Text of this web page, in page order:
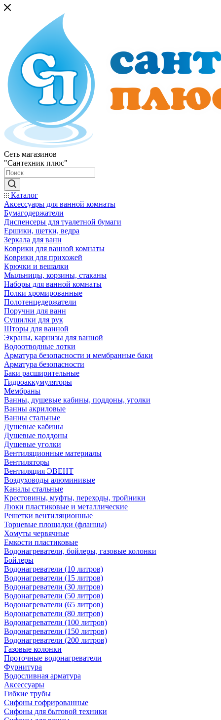
Сеть магазинов
"Сантехник плюс"
Каталог
Аксессуары для ванной комнаты
Бумагодержатели
Диспенсеры для туалетной бумаги
Ершики, щетки, ведра
Зеркала для ванн
Коврики для ванной комнаты
Коврики для прихожей
Крючки и вешалки
Мыльницы, корзины, стаканы
Наборы для ванной комнаты
Полки хромированные
Полотенцедержатели
Поручни для ванн
Сушилки для рук
Шторы для ванной
Экраны, карнизы для ванной
Водоотводные лотки
Арматура безопасности и мембранные баки
Арматура безопасности
Баки расширительные
Гидроаккумуляторы
Мембраны
Ванны, душевые кабины, поддоны, уголки
Ванны акриловые
Ванны стальные
Душевые кабины
Душевые поддоны
Душевые уголки
Вентиляционные материалы
Вентиляторы
Вентиляция ЭВЕНТ
Воздуховоды алюминивые
Каналы стальные
Крестовины, муфты, переходы, тройники
Люки пластиковые и металлические
Решетки вентиляционные
Торцевые площадки (фланцы)
Хомуты червячные
Емкости пластиковые
Водонагреватели, бойлеры, газовые колонки
Бойлеры
Водонагреватели (10 литров)
Водонагреватели (15 литров)
Водонагреватели (30 литров)
Водонагреватели (50 литров)
Водонагреватели (65 литров)
Водонагреватели (80 литров)
Водонагреватели (100 литров)
Водонагреватели (150 литров)
Водонагреватели (200 литров)
Газовые колонки
Проточные водонагреватели
Фурнитура
Водосливная арматура
Аксессуары
Гибкие трубы
Сифоны гофрированные
Сифоны для бытовой техники